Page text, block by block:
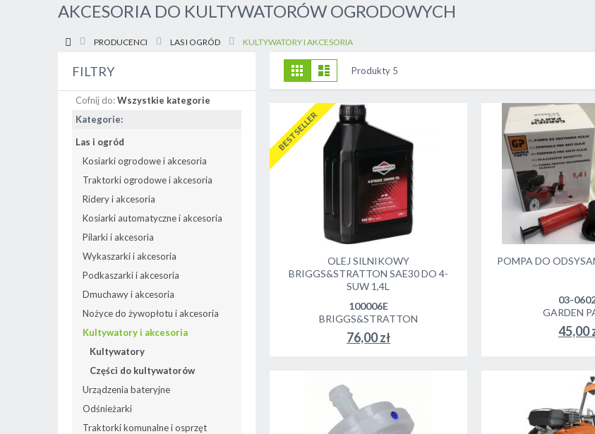
AKCESORIA DO KULTYWATORÓW OGRODOWYCH
PRODUCENCI LAS I OGRÓD KULTYWATORY I AKCESORIA
Zobacz
jako
SiatkaLista Produkty 5
BESTSELLER
OLEJ SILNIKOWY
BRIGGS&STRATTON SAE30 DO 4-
SUW 1,4L
100006E
BRIGGS&STRATTON
76,00 zł
DO KOSZYKA
POMPA DO
03-
GARDEN
45,00
DO
FILTRY
Cofnij do:Wszystkie kategorie
Kategorie:
Las i ogród
Kosiarki ogrodowe i akcesoria
Traktorki ogrodowe i akcesoria
Ridery i akcesoria
Kosiarki automatyczne i akcesoria
Pilarki i akcesoria
Wykaszarki i akcesoria
Podkaszarki i akcesoria
Dmuchawy i akcesoria
Nożyce do żywopłotu i akcesoria
Kultywatory i akcesoria
Kultywatory
Części do kultywatorów
Urządzenia bateryjne
Odśnieżarki
Traktorki komunalne i osprzęt